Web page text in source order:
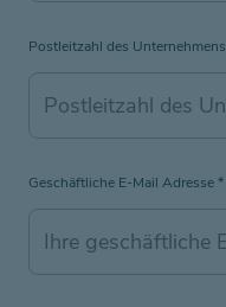
Postleitzahl des Unternehmens
Geschäftliche E-Mail Adresse*